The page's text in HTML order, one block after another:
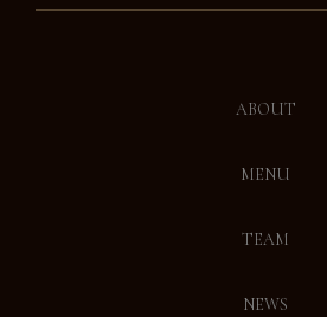
ABOUT
MENU
TEAM
NEWS